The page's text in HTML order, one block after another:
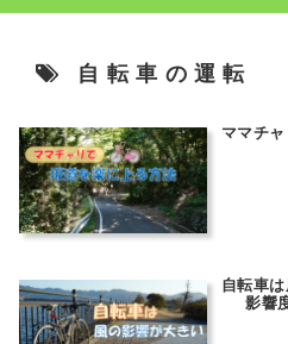
自転車の運転
ママチ
自転車
影響